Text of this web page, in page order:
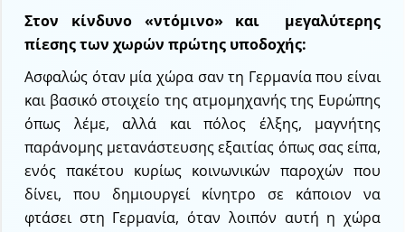
Στον κίνδυνο «ντόμινο» και μεγαλύτερης
πίεσης των χωρών πρώτης υποδοχής:
Ασφαλώς όταν μία χώρα σαν τη Γερμανία που είναι
και βασικό στοιχείο της ατμομηχανής της Ευρώπης
όπως λέμε, αλλά και πόλος έλξης, μαγνήτης
παράνομης μετανάστευσης εξαιτίας όπως σας είπα,
ενός πακέτου κυρίως κοινωνικών παροχών που
δίνει, που δημιουργεί κίνητρο σε κάποιον να
φτάσει στη Γερμανία, όταν λοιπόν αυτή η χώρα